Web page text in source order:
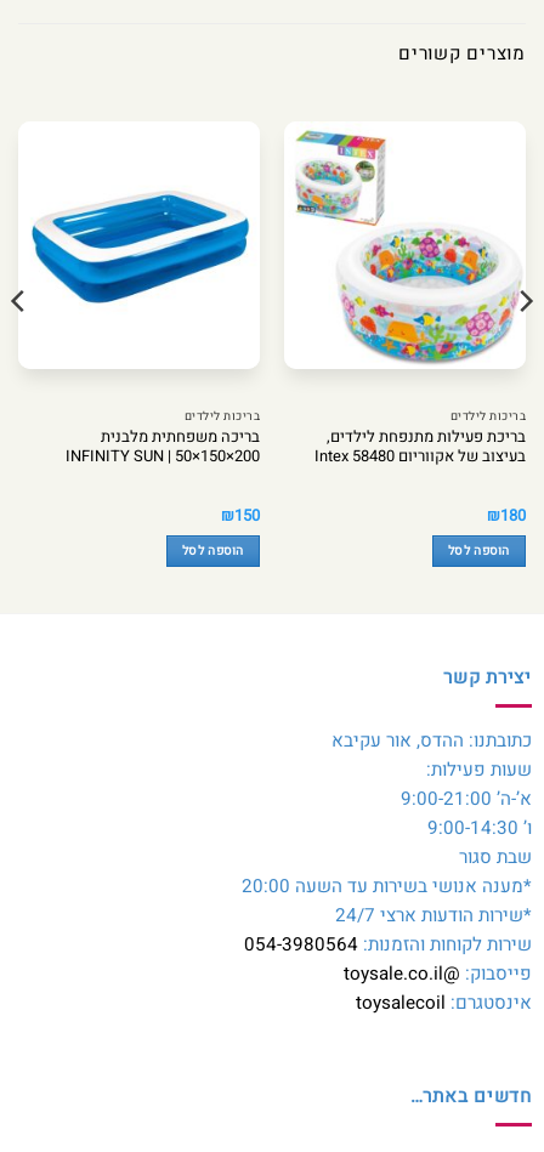
מוצרים קשורים
בריכות לילדים
בריכת פעילות מתנפחת לילדים,
בעיצוב של אקווריום Intex 58480
₪180
הוספה לסל
בריכות לילדים
בריכה משפחתית מלבנית
200×150×50 | INFINITY SUN
₪150
הוספה לסל
יצירת קשר
כתובתנו: ההדס, אור עקיבא
שעות פעילות:
א’-ה’ 9:00-21:00
ו’ 9:00-14:30
שבת סגור
*מענה אנושי בשירות עד השעה 20:00
*שירות הודעות ארצי 24/7
שירות לקוחות והזמנות: 054-3980564
פייסבוק: @toysale.co.il
אינסטגרם: toysalecoil
חדשים באתר…